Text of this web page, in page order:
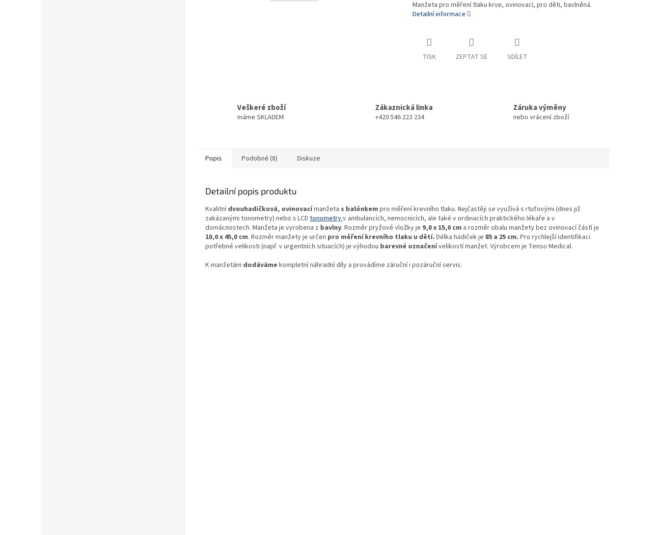
Manžeta pro měření tlaku krve, ovinovací, pro děti, bavlněná.
Detailní informace
TISK ZEPTAT SE SDÍLET
Veškeré zboží
máme SKLADEM
Zákaznická linka
+420 546 223 234
Záruka výměny
nebo vrácení zboží
Popis Podobné (8) Diskuze
Detailní popis produktu
Kvalitnídvouhadičková, ovinovacímanžeta s balónkem pro měření krevního tlaku. Nejčastěji se využívá s rtuťovými (dnes již
zakázanými tonometry) nebo s LCD tonometryv ambulancích, nemocnicích, ale také v ordinacích praktického lékaře a v
domácnostech. Manžeta je vyrobena z bavlny. Rozměr pryžové vložky je 9,0 x 15,0 cm a rozměr obalu manžety bez ovinovací částí je
10,0 x 45,0 cm. Rozměr manžety je určen pro měření krevního tlaku u dětí. Délka hadiček je 85 a 25 cm. Pro rychlejší identifikaci
potřebné velikosti (např. v urgentních situacích) je výhodou barevné označenívelikostí manžet. Výrobcem je Tenso Medical.
K manžetám dodáváme kompletní náhradní díly a provádíme záruční i pozáruční servis.